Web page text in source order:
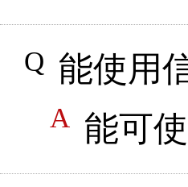
能使用
能可